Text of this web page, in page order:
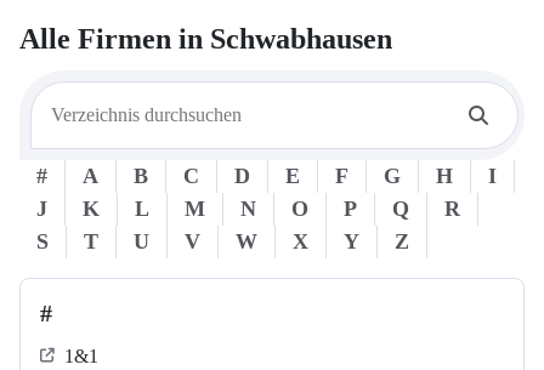
Alle Firmen in Schwabhausen
# A B C D E F G H
I
J
K L M N O P Q
R
S
T U V W X Y Z
#
1&1